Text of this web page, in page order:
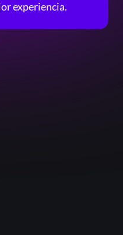
experiencia.